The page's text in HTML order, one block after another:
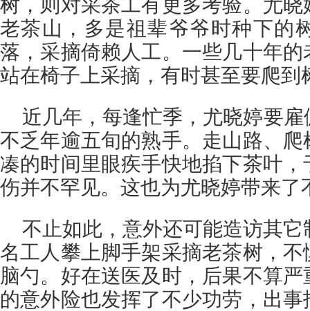
树，则对采茶工有更多考验。尤
老茶山，多是祖辈爷爷时种下的
落，采摘倚赖人工。一些几十年
站在椅子上采摘，有时甚至要爬到
近几年，每逢忙季，尤晓婷要
不乏年逾五旬的熟手。走山路、
凑的时间里眼疾手快地掐下茶叶
伤并不罕见。这也为尤晓婷带来了
不止如此，意外还可能造访其
名工人攀上脚手架采摘老茶树，
脑勺。好在送医及时，后果不算
的意外险也发挥了不少功劳，出